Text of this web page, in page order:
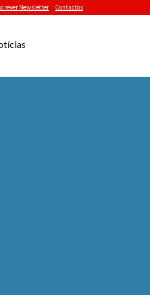
Newsletter Contactos